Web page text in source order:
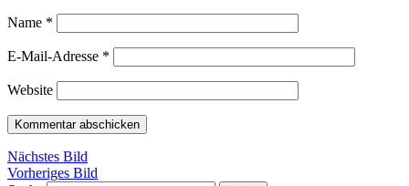
Name *
E-Mail-Adresse *
Website
Nächstes Bild
Vorheriges Bild